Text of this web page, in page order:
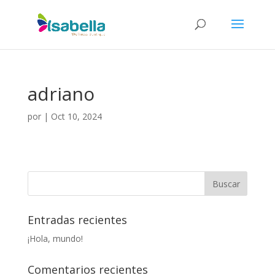
adriano
por | Oct 10, 2024
Entradas recientes
¡Hola, mundo!
Comentarios recientes